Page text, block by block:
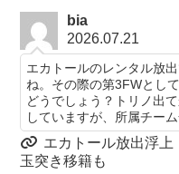
bia
2026.07.21
エカトールのレンタル放
ね。その際の第3FWとし
どうでしょう？トリノ出
していますが、所属チー
エカトール放出浮
玉突き移籍も